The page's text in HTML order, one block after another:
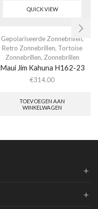
QUICK VIEW
Gepolariseerde Zonnebrillen,
Retro Zonnebrillen, Tortoise
Zonnebrillen, Zonnebrillen
Maui Jim Kahuna H162-23
€314.00
TOEVOEGEN AAN
WINKELWAGEN